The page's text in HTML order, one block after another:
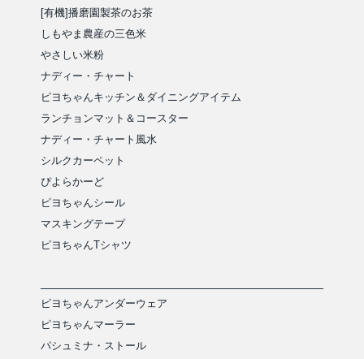
[有機]播磨園製茶のお茶
しもやま農産の三色米
やさしい米粉
ナディー・チャート
ピヨちゃんキッチン＆ダイニングアイテム
ランチョンマット＆コースター
ナディー・チャート風水
シルクカーペット
ぴよらかーど
ピヨちゃんシール
マスキングテープ
ピヨちゃんTシャツ
ピヨちゃんアンダーウェア
ピヨちゃんマーラー
パシュミナ・ストール